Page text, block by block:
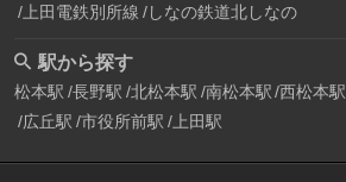
上田電鉄別所線 しなの鉄道北しなの
駅から探す
松本駅 長野駅 北松本駅 南松本駅 西松本駅
広丘駅 市役所前駅 上田駅